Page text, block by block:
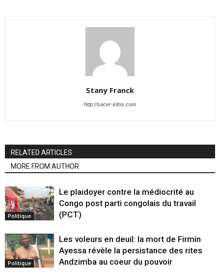
Stany Franck
http://sacer-infos.com
RELATED ARTICLES
MORE FROM AUTHOR
Politique
Le plaidoyer contre la médiocrité au
Congo post parti congolais du travail
(PCT)
Politique
Les voleurs en deuil: la mort de Firmin
Ayessa révèle la persistance des rites
Andzimba au coeur du pouvoir